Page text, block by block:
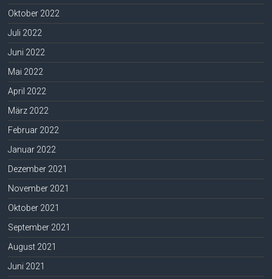
Oktober 2022
Juli 2022
Juni 2022
Mai 2022
April 2022
März 2022
Februar 2022
Januar 2022
Dezember 2021
November 2021
Oktober 2021
September 2021
August 2021
Juni 2021